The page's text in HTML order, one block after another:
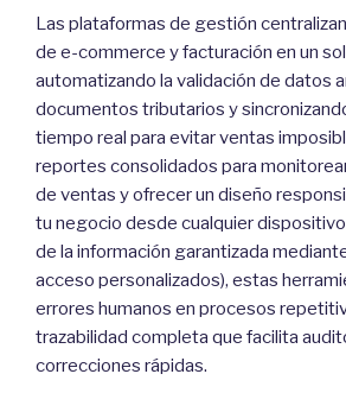
Las plataformas de gestión
de e-commerce y facturación en un
automatizando la validación de datos
documentos tributarios y
tiempo real para evitar ventas
reportes consolidados para
de ventas y ofrecer un diseño
tu negocio desde cualquier
de la información garantizada
acceso personalizados), estas
errores humanos en procesos
trazabilidad completa que facilita
correcciones rápidas.